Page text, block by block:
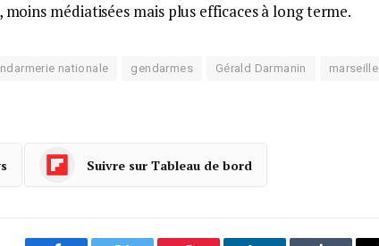
médiatisées mais plus efficaces à long terme.
nationale gendarmes Gérald Darmanin marseille
Suivre sur Tableau de bord